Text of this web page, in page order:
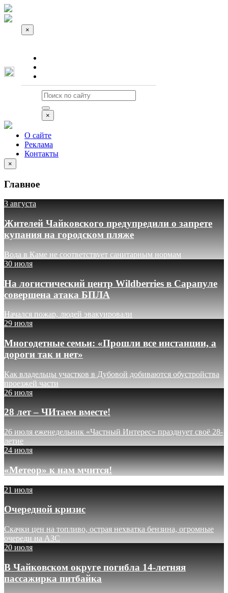
×
×
О сайте
Реклама
Контакты
×
Главное
3 августа
Жителей Чайковского предупредили о запрете
купания на городском пляже
Вода в Каме не соответствует санитарным нормам
30 июля
На логистический центр Wildberries в Сарапуле
совершена атака БПЛА
Начался пожар, людей эвакуировали
29 июля
Многодетные семьи: «Прошли все инстанции, а
дороги так и нет»
Как владельцы участков в Дубовой добиваются обустройства
проезжей части
26 июля
28 лет – ЧИтаем вместе!
26 июля еженедельник «Частный Интерес» празднует своё 28-
летие
24 июля
«Метеор» к нам мчится!
21 июля
Очередной кризис
Скачки цен на топливо, острая нехватка бензина, огромные
очереди на АЗС
20 июля
В Чайковском округе погибла 14-летняя
пассажирка питбайка